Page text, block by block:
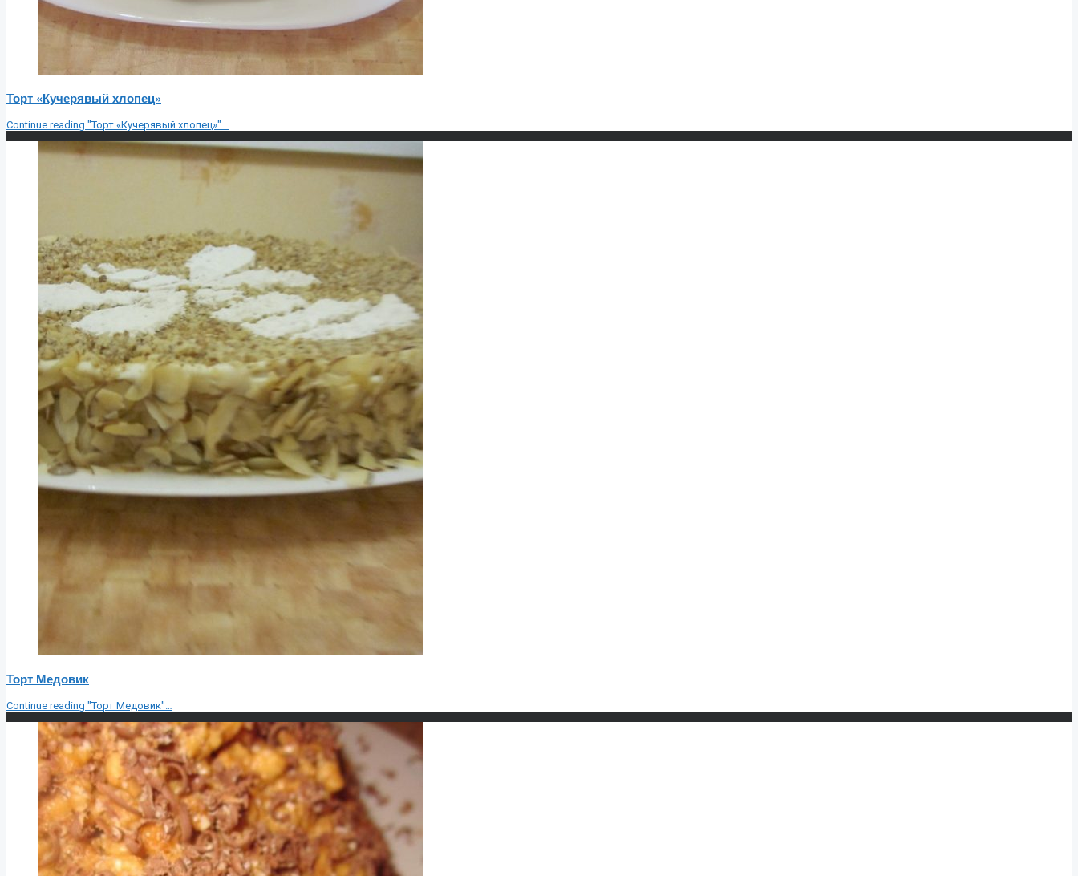
Торт «Кучерявый хлопец»
Continue reading "Торт «Кучерявый хлопец»"…
Торт Медовик
Continue reading "Торт Медовик"